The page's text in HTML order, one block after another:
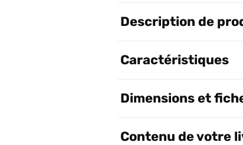
Description de
Caractéristiques
Dimensions et
Contenu de votre